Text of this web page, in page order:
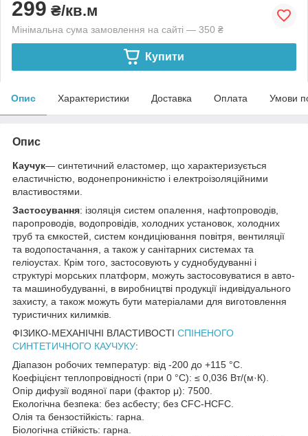
299 ₴/кв.м
Мінімальна сума замовлення на сайті — 350 ₴
Купити
Опис Характеристики Доставка Оплата Умови
Опис
Каучук— синтетичний еластомер, що характеризується
еластичністю, водонепроникністю і електроізоляційними
властивостями.
Застосування: ізоляція систем опалення, нафтопроводів,
паропроводів, водопровідів, холодних установок, холодних
труб та ємкостей, систем кондиціювання повітря, вентиляції
та водопостачання, а також у санітарних системах та
геліоустах. Крім того, застосовують у суднобудуванні і
структурі морських платформ, можуть застосовуватися в авто-
та машинобудуванні, в виробництві продукції індивідуального
захисту, а також можуть бути матеріалами для виготовлення
туристичних килимків.
ФІЗИКО-МЕХАНІЧНІ ВЛАСТИВОСТІ СПІНЕНОГО
СИНТЕТИЧНОГО КАУЧУКУ:
Діапазон робочих температур: від -200 до +115 °С.
Коефіцієнт теплопровідності (при 0 °С): ≤ 0,036 Вт/(м·К).
Опір дифузії водяної пари (фактор μ): 7500.
Екологічна безпека: без асбесту; без CFC-HCFC.
Олія та бензостійкість: гарна.
Біологічна стійкість: гарна.